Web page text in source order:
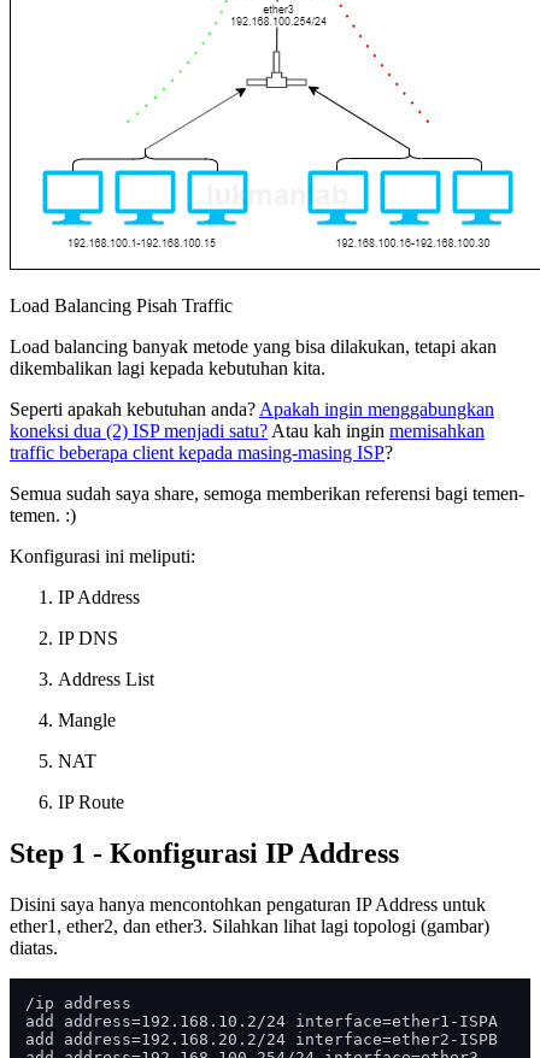
Load Balancing Pisah Traffic
Load balancing banyak metode yang bisa dilakukan, tetapi akan
dikembalikan lagi kepada kebutuhan kita.
Seperti apakah kebutuhan anda? Apakah ingin menggabungkan
koneksi dua (2) ISP menjadi satu? Atau kah ingin memisahkan
traffic beberapa client kepada masing-masing ISP?
Semua sudah saya share, semoga memberikan referensi bagi temen-
temen. :)
Konfigurasi ini meliputi:
IP Address
IP DNS
Address List
Mangle
NAT
IP Route
Step 1 - Konfigurasi IP Address
Disini saya hanya mencontohkan pengaturan IP Address untuk
ether1, ether2, dan ether3. Silahkan lihat lagi topologi (gambar)
diatas.
/ip address
add address=192.168.10.2/24 interface=ether1-ISPA
add address=192.168.20.2/24 interface=ether2-ISPB